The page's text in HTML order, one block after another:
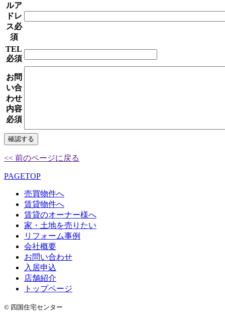
ルア
ドレ
ス必
須
TEL
必須
お問
い合
わせ
内容
必須
<< 前のページに戻る
PAGETOP
売買物件へ
賃貸物件へ
賃貸のオーナー様へ
家・土地を売りたい
リフォーム事例
会社概要
お問い合わせ
入居申込
店舗紹介
トップページ
© 四国住宅センター